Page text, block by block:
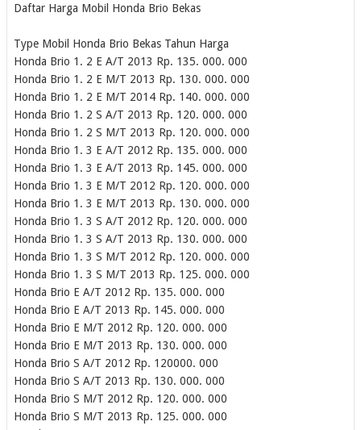
Daftar Harga Mobil Honda Brio Bekas
Type Mobil Honda Brio Bekas Tahun Harga
Honda Brio 1. 2 E A/T 2013 Rp. 135. 000. 000
Honda Brio 1. 2 E M/T 2013 Rp. 130. 000. 000
Honda Brio 1. 2 E M/T 2014 Rp. 140. 000. 000
Honda Brio 1. 2 S A/T 2013 Rp. 120. 000. 000
Honda Brio 1. 2 S M/T 2013 Rp. 120. 000. 000
Honda Brio 1. 3 E A/T 2012 Rp. 135. 000. 000
Honda Brio 1. 3 E A/T 2013 Rp. 145. 000. 000
Honda Brio 1. 3 E M/T 2012 Rp. 120. 000. 000
Honda Brio 1. 3 E M/T 2013 Rp. 130. 000. 000
Honda Brio 1. 3 S A/T 2012 Rp. 120. 000. 000
Honda Brio 1. 3 S A/T 2013 Rp. 130. 000. 000
Honda Brio 1. 3 S M/T 2012 Rp. 120. 000. 000
Honda Brio 1. 3 S M/T 2013 Rp. 125. 000. 000
Honda Brio E A/T 2012 Rp. 135. 000. 000
Honda Brio E A/T 2013 Rp. 145. 000. 000
Honda Brio E M/T 2012 Rp. 120. 000. 000
Honda Brio E M/T 2013 Rp. 130. 000. 000
Honda Brio S A/T 2012 Rp. 120000. 000
Honda Brio S A/T 2013 Rp. 130. 000. 000
Honda Brio S M/T 2012 Rp. 120. 000. 000
Honda Brio S M/T 2013 Rp. 125. 000. 000